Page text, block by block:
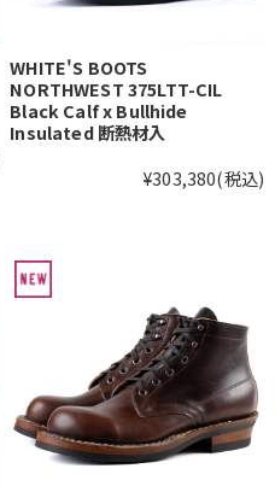
WHITE'S BOOTS
NORTHWEST 375LTT-CIL
Black Calf x Bullhide
Insulated 断熱材入
¥303,380(税込)